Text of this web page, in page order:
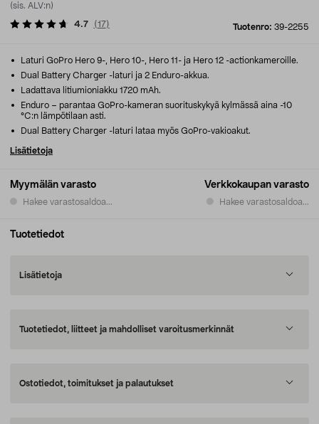
(sis. ALV:n)
Tuotenro: 39-2255
4.7 (17)
Myymälän varasto
Hakee varastosaldoa...
Verkkokaupan varasto
Hakee varastosaldoa...
Laturi GoPro Hero 9-, Hero 10-, Hero 11- ja Hero 12 -actionkameroille.
Dual Battery Charger -laturi ja 2 Enduro-akkua.
Ladattava litiumioniakku 1720 mAh.
Enduro – parantaa GoPro-kameran suorituskykyä kylmässä aina -10
°C:n lämpötilaan asti.
Dual Battery Charger -laturi lataa myös GoPro-vakioakut.
Lisätietoja
Tuotetiedot
Lisätietoja
Tuotetiedot, liitteet ja mahdolliset varoitusmerkinnät
Ostotiedot, toimitukset ja palautukset